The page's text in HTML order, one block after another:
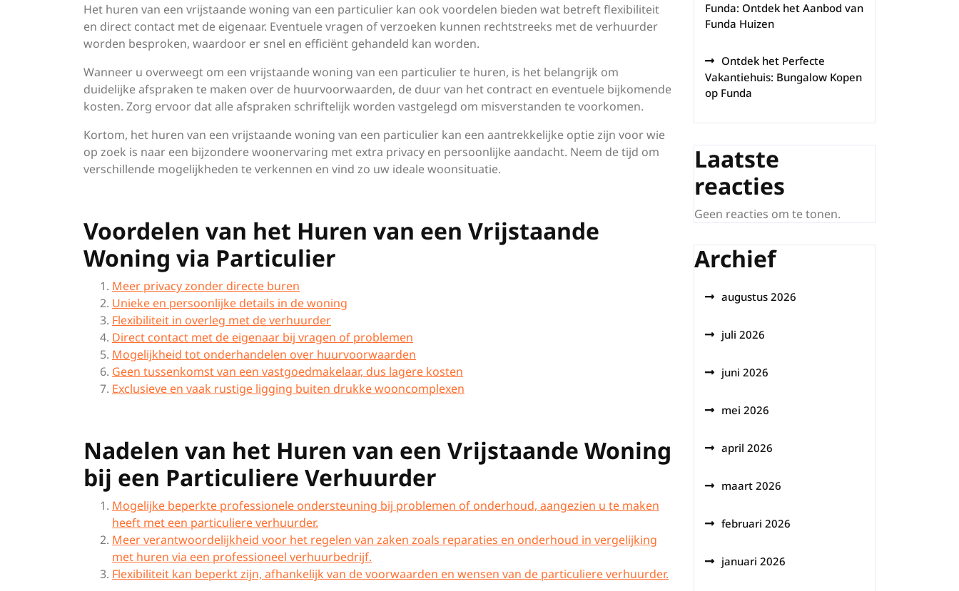
Het huren van een vrijstaande woning van een particulier kan ook voordelen bieden wat betreft flexibiliteit
en direct contact met de eigenaar. Eventuele vragen of verzoeken kunnen rechtstreeks met de verhuurder
worden besproken, waardoor er snel en efficiënt gehandeld kan worden.
Wanneer u overweegt om een vrijstaande woning van een particulier te huren, is het belangrijk om
duidelijke afspraken te maken over de huurvoorwaarden, de duur van het contract en eventuele bijkomende
kosten. Zorg ervoor dat alle afspraken schriftelijk worden vastgelegd om misverstanden te voorkomen.
Kortom, het huren van een vrijstaande woning van een particulier kan een aantrekkelijke optie zijn voor wie
op zoek is naar een bijzondere woonervaring met extra privacy en persoonlijke aandacht. Neem de tijd om
verschillende mogelijkheden te verkennen en vind zo uw ideale woonsituatie.
Voordelen van het Huren van een Vrijstaande
Woning via Particulier
Meer privacy zonder directe buren
Unieke en persoonlijke details in de woning
Flexibiliteit in overleg met de verhuurder
Direct contact met de eigenaar bij vragen of problemen
Mogelijkheid tot onderhandelen over huurvoorwaarden
Geen tussenkomst van een vastgoedmakelaar, dus lagere kosten
Exclusieve en vaak rustige ligging buiten drukke wooncomplexen
Nadelen van het Huren van een Vrijstaande Woning
bij een Particuliere Verhuurder
Mogelijke beperkte professionele ondersteuning bij problemen of onderhoud, aangezien u te maken
heeft met een particuliere verhuurder.
Meer verantwoordelijkheid voor het regelen van zaken zoals reparaties en onderhoud in vergelijking
met huren via een professioneel verhuurbedrijf.
Flexibiliteit kan beperkt zijn, afhankelijk van de voorwaarden en wensen van de particuliere verhuurder.
Funda: Ontdek het Aanbod van
Funda Huizen
Ontdek het Perfecte
Vakantiehuis: Bungalow Kopen
op Funda
Laatste
reacties
Geen reacties om te tonen.
Archief
augustus 2026
juli 2026
juni 2026
mei 2026
april 2026
maart 2026
februari 2026
januari 2026